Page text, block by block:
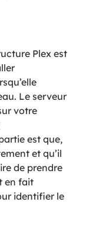
Plex est
Le serveur
votre
est que,
et qu’il
de prendre
en fait
identifier le